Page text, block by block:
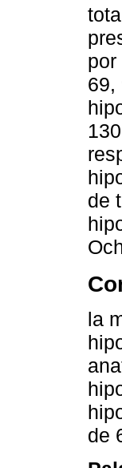
por
69,
de
la
de